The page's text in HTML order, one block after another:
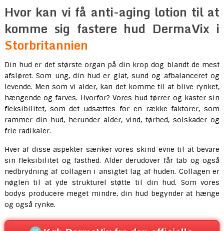
Hvor kan vi få anti-aging lotion til at
komme sig fastere hud DermaVix i
Storbritannien
Din hud er det største organ på din krop dog blandt de mest
afsløret. Som ung, din hud er glat, sund og afbalanceret og
levende. Men som vi alder, kan det komme til at blive rynket,
hængende og farves. Hvorfor? Vores hud tørrer og kaster sin
fleksibilitet, som det udsættes for en række faktorer, som
rammer din hud, herunder alder, vind, tørhed, solskader og
frie radikaler.
Hver af disse aspekter sænker vores skind evne til at bevare
sin fleksibilitet og fasthed. Alder derudover får tab og også
nedbrydning af collagen i ansigtet lag af huden. Collagen er
nøglen til at yde strukturel støtte til din hud. Som vores
bodys producere meget mindre, din hud begynder at hænge
og også rynke.